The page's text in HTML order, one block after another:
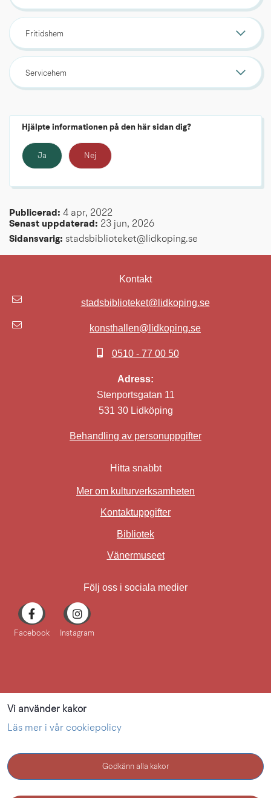
Vi använder kakor
Läs mer i vår cookiepolicy
Godkänn alla kakor
Fritidshem
Servicehem
Hjälpte informationen på den här sidan dig?
Ja Nej
Publicerad: 4 apr, 2022
Senast uppdaterad: 23 jun, 2026
Sidansvarig: stadsbiblioteket@lidkoping.se
Kontakt
stadsbiblioteket@lidkoping.se
konsthallen@lidkoping.se
0510 - 77 00 50
Adress:
Stenportsgatan 11
531 30 Lidköping
Behandling av personuppgifter
Hitta snabbt
Mer om kulturverksamheten
Kontaktuppgifter
Bibliotek
VänermuseetLänk till annan
Följ oss i sociala medier
Facebook Instagram